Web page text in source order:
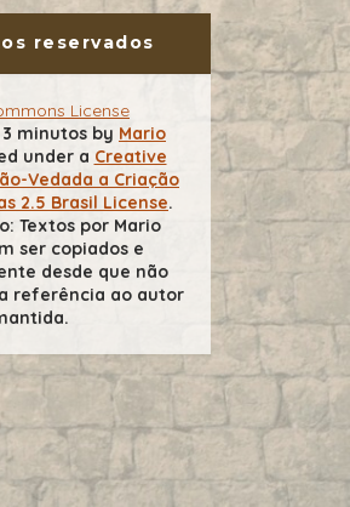
reservados
minutos by Mario
under a Creative
Vedada a Criação
2.5 Brasil License.
Textos por Mario
ser copiados e
desde que não
referência ao autor